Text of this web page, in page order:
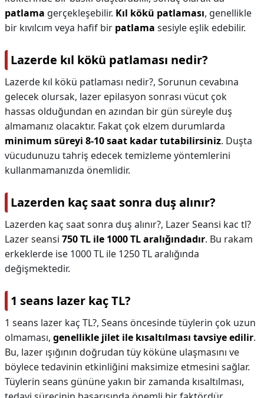
patlama gerçekleşebilir. Kıl kökü patlaması, genellikle
bir kıvılcım veya hafif bir patlama sesiyle eşlik edebilir.
Lazerde kıl kökü patlaması nedir?
Lazerde kıl kökü patlaması nedir?, Sorunun cevabına
gelecek olursak, lazer epilasyon sonrası vücut çok
hassas olduğundan en azından bir gün süreyle duş
almamanız olacaktır. Fakat çok elzem durumlarda
minimum süreyi 8-10 saat kadar tutabilirsiniz. Duşta
vücudunuzu tahriş edecek temizleme yöntemlerini
kullanmamanızda önemlidir.
Lazerden kaç saat sonra duş alınır?
Lazerden kaç saat sonra duş alınır?, Lazer Seansi kac tl?
Lazer seansi 750 TL ile 1000 TL aralığındadır. Bu rakam
erkeklerde ise 1000 TL ile 1250 TL aralığında
değişmektedir.
1 seans lazer kaç TL?
1 seans lazer kaç TL?, Seans öncesinde tüylerin çok uzun
olmaması, genellikle jilet ile kısaltılması tavsiye edilir.
Bu, lazer ışığının doğrudan tüy köküne ulaşmasını ve
böylece tedavinin etkinliğini maksimize etmesini sağlar.
Tüylerin seans gününe yakın bir zamanda kısaltılması,